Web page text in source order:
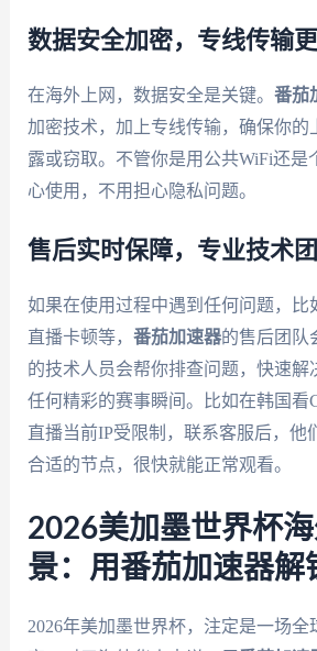
数据安全加密，专线传输
在海外上网，数据安全是关键。 番茄
加密技术，加上专线传输，确保你的
露或窃取。不管你是用公共WiFi还是
心使用，不用担心隐私问题。
售后实时保障，专业技术
如果在使用过程中遇到任何问题，比
直播卡顿等， 番茄加速器的售后团队
的技术人员会帮你排查问题，快速解
任何精彩的赛事瞬间。比如在韩国看
直播当前IP受限制，联系客服后，他
合适的节点，很快就能正常观看。
2026美加墨世界杯
景：用番茄加速器解
2026年美加墨世界杯，注定是一场全